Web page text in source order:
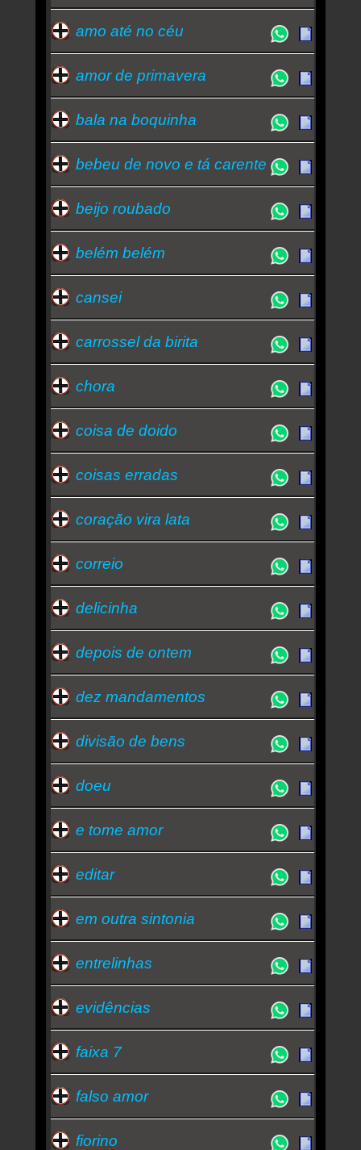
amo até no céu
amor de primavera
bala na boquinha
bebeu de novo e tá carente
beijo roubado
belém belém
cansei
carrossel da birita
chora
coisa de doido
coisas erradas
coração vira lata
correio
delicinha
depois de ontem
dez mandamentos
divisão de bens
doeu
e tome amor
editar
em outra sintonia
entrelinhas
evidências
faixa 7
falso amor
fiorino